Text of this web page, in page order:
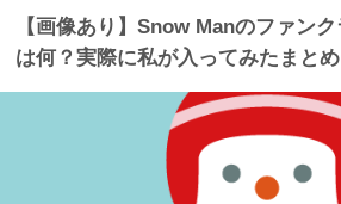
【画像あり】Snow Manのファン
は何？実際に私が入ってみたまとめ